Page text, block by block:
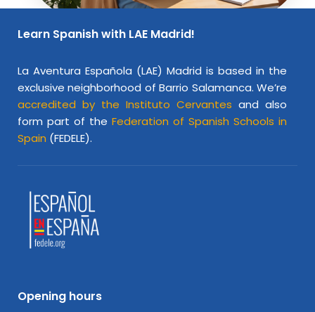
Learn Spanish with LAE Madrid!
La Aventura Española (LAE) Madrid is based in the
exclusive neighborhood of Barrio Salamanca. We’re
accredited by the Instituto Cervantes and also
form part of the Federation of Spanish Schools in
Spain (FEDELE).
Opening hours